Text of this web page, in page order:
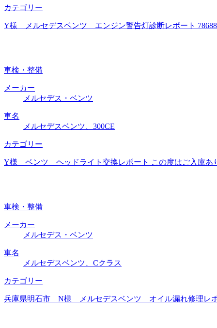
カテゴリー
Y様 メルセデスベンツ エンジン警告灯診断レポート
車検・整備
メーカー
メルセデス・ベンツ
車名
メルセデスベンツ、300CE
カテゴリー
Y様 ベンツ ヘッドライト交換レポート この度はご入庫あ
車検・整備
メーカー
メルセデス・ベンツ
車名
メルセデスベンツ、Cクラス
カテゴリー
兵庫県明石市 N様 メルセデスベンツ オイル漏れ修理レポ